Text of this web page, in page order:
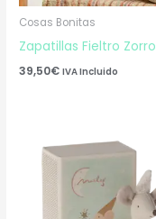
Cosas Bonitas
Zapatillas Fieltro Zorro
39,50€ IVA Incluido